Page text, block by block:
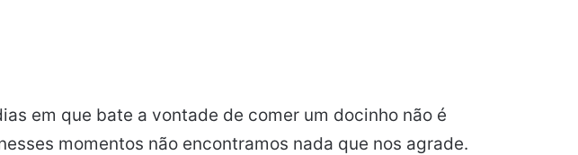
em que bate a vontade de comer um docinho não é
momentos não encontramos nada que nos agrade.